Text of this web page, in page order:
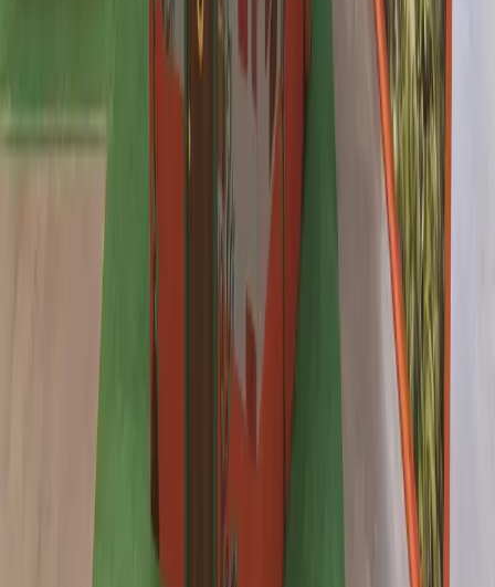
wat zijn zonnepanelen, zonnecollectoren en een warmtepomp nou
eigenlijk? Er is een ‘hengelspel’ waarbij de het gehengelde bordje op
de juiste plek aan het huis moet hangen. Het bordje geeft uitleg over
hoe je op dit punt duurzamer kunt wonen. Tijdens de klimaatweek
komt het te staan in de hal van het gemeentehuis en op de
www.energiekmoerdijk.nl/ontwikkelingen/klimaatweek
www.expositierent.nl/overig/gasloos-en-duurzaam-wonen